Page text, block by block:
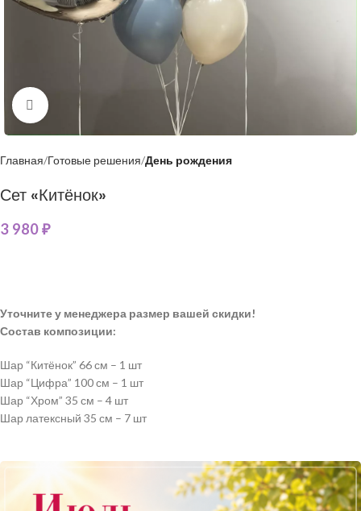
Нажмите, чтобы увеличить
Главная Готовые решения День рождения
Сет «Китёнок»
3 980₽
Уточните у менеджера размер вашей скидки!
Состав композиции:
Шар “Китёнок” 66 см – 1 шт
Шар “Цифра” 100 см – 1 шт
Шар “Хром” 35 см – 4 шт
Шар латексный 35 см – 7 шт